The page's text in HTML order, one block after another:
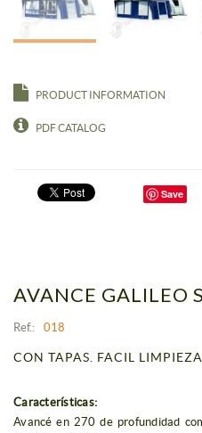
PRODUCT INFORMATION
PDF CATALOG
Save
AVANCE GALILEO
Ref.: 018
CON TAPAS. FACIL LIMPIEZA
Características:
Avancé en 270 de profundidad